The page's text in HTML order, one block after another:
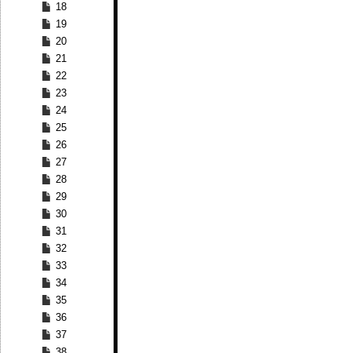
18
19
20
21
22
23
24
25
26
27
28
29
30
31
32
33
34
35
36
37